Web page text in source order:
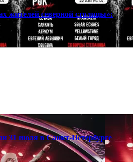
жителей северной столицы»:
июля в Санкт-Петербурге